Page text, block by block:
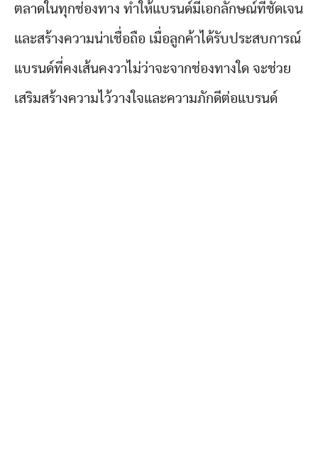
ตลาดในทุกช่องทาง ทำให้แบรนด์มีเอกลักษณ์ที่ชัดเจน
และสร้างความน่าเชื่อถือ เมื่อลูกค้าได้รับประสบการณ์
แบรนด์ที่คงเส้นคงวาไม่ว่าจะจากช่องทางใด จะช่วย
เสริมสร้างความไว้วางใจและความภักดีต่อแบรนด์